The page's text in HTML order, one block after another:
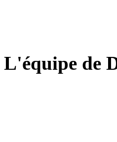
L'équipe de